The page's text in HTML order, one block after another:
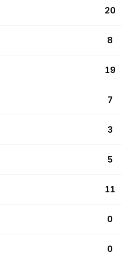
20
8
19
7
3
5
11
0
0